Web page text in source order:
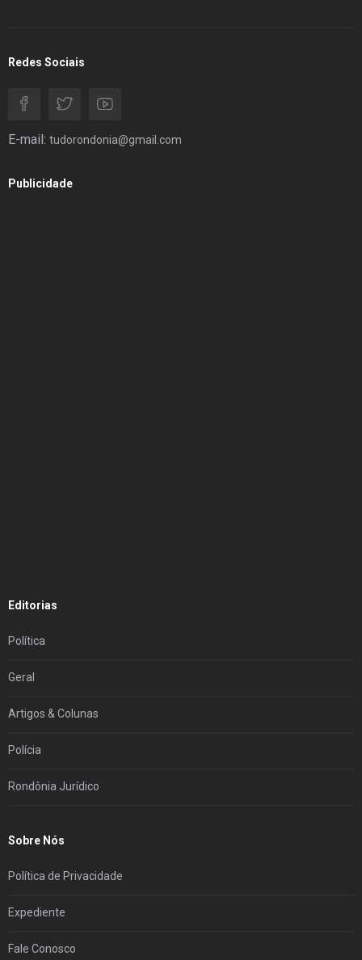
Redes Sociais
E-mail: tudorondonia@gmail.com
Publicidade
Editorias
Política
Geral
Artigos & Colunas
Polícia
Rondônia Jurídico
Sobre Nós
Política de Privacidade
Expediente
Fale Conosco